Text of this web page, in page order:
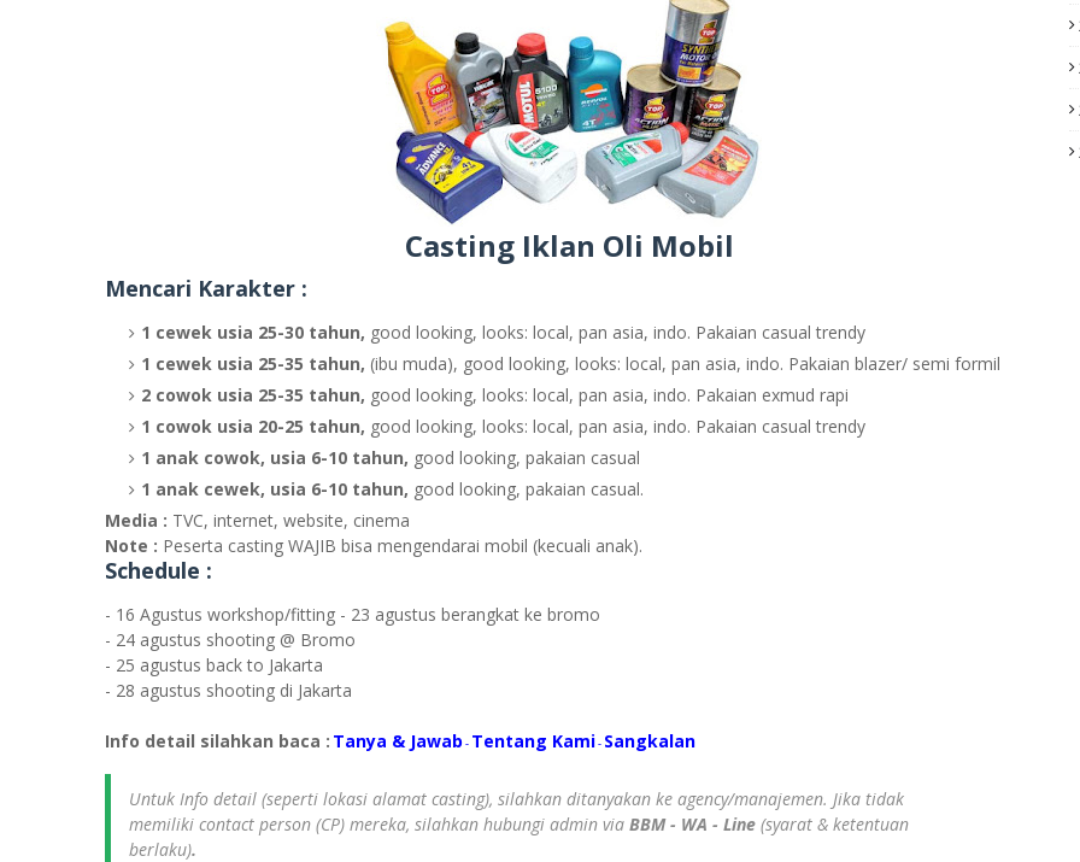
Casting Iklan Oli Mobil
Mencari Karakter :
1 cewek usia 25-30 tahun, good looking, looks: local, pan asia, indo. Pakaian casual trendy
1 cewek usia 25-35 tahun, (ibu muda), good looking, looks: local, pan asia, indo. Pakaian blazer/ semi formil
2 cowok usia 25-35 tahun, good looking, looks: local, pan asia, indo. Pakaian exmud rapi
1 cowok usia 20-25 tahun, good looking, looks: local, pan asia, indo. Pakaian casual trendy
1 anak cowok, usia 6-10 tahun, good looking, pakaian casual
1 anak cewek, usia 6-10 tahun, good looking, pakaian casual.
Media : TVC, internet, website, cinema
Note : Peserta casting WAJIB bisa mengendarai mobil (kecuali anak).
Schedule :
- 16 Agustus workshop/fitting - 23 agustus berangkat ke bromo
- 24 agustus shooting @ Bromo
- 25 agustus back to Jakarta
- 28 agustus shooting di Jakarta
Info detail silahkan baca : Tanya & Jawab - Tentang Kami - Sangkalan
Untuk Info detail (seperti lokasi alamat casting), silahkan ditanyakan ke agency/manajemen. Jika tidak
memiliki contact person (CP) mereka, silahkan hubungi admin via BBM - WA - Line (syarat & ketentuan
berlaku).